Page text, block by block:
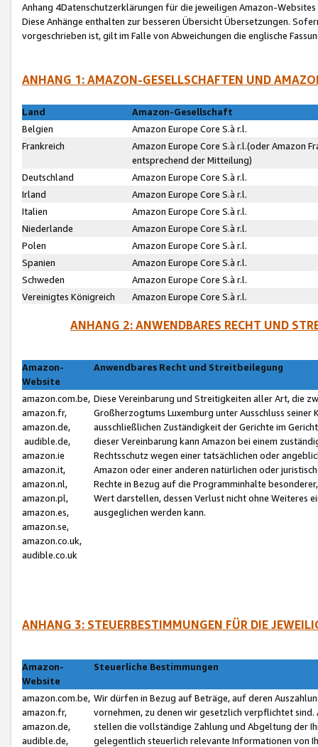
Anhang 4Datenschutzerklärungen für die jeweiligen Amazon-Websites
Diese Anhänge enthalten zur besseren Übersicht Übersetzungen.
vorgeschrieben ist, gilt im Falle von Abweichungen die englische
ANHANG 1: AMAZON-GESELLSCHAFTEN UND
Land
Amazon-Gesellschaft
Belgien
Amazon Europe Core S.à r.l.
Frankreich
Amazon Europe Core S.à r.l.(oder Amazon
entsprechend der Mitteilung)
Deutschland
Amazon Europe Core S.à r.l.
Irland
Amazon Europe Core S.à r.l.
Italien
Amazon Europe Core S.à r.l.
Niederlande
Amazon Europe Core S.à r.l.
Polen
Amazon Europe Core S.à r.l.
Spanien
Amazon Europe Core S.à r.l.
Schweden
Amazon Europe Core S.à r.l.
Vereinigtes Königreich
Amazon Europe Core S.à r.l.
ANHANG 2: ANWENDBARES RECHT UND
Amazon-
Website
Anwendbares Recht und Streitbeilegung
amazon.com.be,
amazon.fr,
amazon.de,
audible.de,
amazon.ie
amazon.it,
amazon.nl,
amazon.pl,
amazon.es,
amazon.se,
amazon.co.uk,
audible.co.uk
Diese Vereinbarung und Streitigkeiten aller Art, die
Großherzogtums Luxemburg unter Ausschluss
ausschließlichen Zuständigkeit der Gerichte im
dieser Vereinbarung kann Amazon bei einem
Rechtsschutz wegen einer tatsächlichen oder
Amazon oder einer anderen natürlichen oder
Rechte in Bezug auf die Programminhalte
Wert darstellen, dessen Verlust nicht ohne Weiteres
ausgeglichen werden kann.
ANHANG 3: STEUERBESTIMMUNGEN FÜR DIE
Amazon-
Website
Steuerliche Bestimmungen
amazon.com.be,
amazon.fr,
amazon.de,
audible.de,
Wir dürfen in Bezug auf Beträge, auf deren
vornehmen, zu denen wir gesetzlich verpflichtet
stellen die vollständige Zahlung und Abgeltung der
gelegentlich steuerlich relevante Informationen von